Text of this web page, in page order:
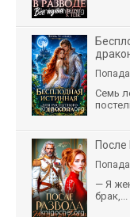
Семь
— Я
брак,...